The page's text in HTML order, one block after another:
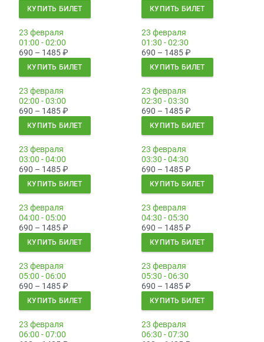
КУПИТЬ БИЛЕТ КУПИТЬ БИЛЕТ
23 февраля
01:00 - 02:00
690 – 1485₽
КУПИТЬ БИЛЕТ
23 февраля
01:30 - 02:30
690 – 1485₽
КУПИТЬ БИЛЕТ
23 февраля
02:00 - 03:00
690 – 1485₽
КУПИТЬ БИЛЕТ
23 февраля
02:30 - 03:30
690 – 1485₽
КУПИТЬ БИЛЕТ
23 февраля
03:00 - 04:00
690 – 1485₽
КУПИТЬ БИЛЕТ
23 февраля
03:30 - 04:30
690 – 1485₽
КУПИТЬ БИЛЕТ
23 февраля
04:00 - 05:00
690 – 1485₽
КУПИТЬ БИЛЕТ
23 февраля
04:30 - 05:30
690 – 1485₽
КУПИТЬ БИЛЕТ
23 февраля
05:00 - 06:00
690 – 1485₽
КУПИТЬ БИЛЕТ
23 февраля
05:30 - 06:30
690 – 1485₽
КУПИТЬ БИЛЕТ
23 февраля
06:00 - 07:00
23 февраля
06:30 - 07:30